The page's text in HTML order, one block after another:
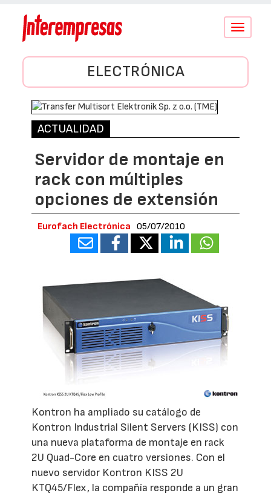
Conmutar
ELECTRÓNICA
ACTUALIDAD
Servidor de montaje en
rack con múltiples
opciones de extensión
Eurofach Electrónica 05/07/2010
Kontron ha ampliado su catálogo de
Kontron Industrial Silent Servers (KISS) con
una nueva plataforma de montaje en rack
2U Quad-Core en cuatro versiones. Con el
nuevo servidor Kontron KISS 2U
KTQ45/Flex, la compañía responde a un gran